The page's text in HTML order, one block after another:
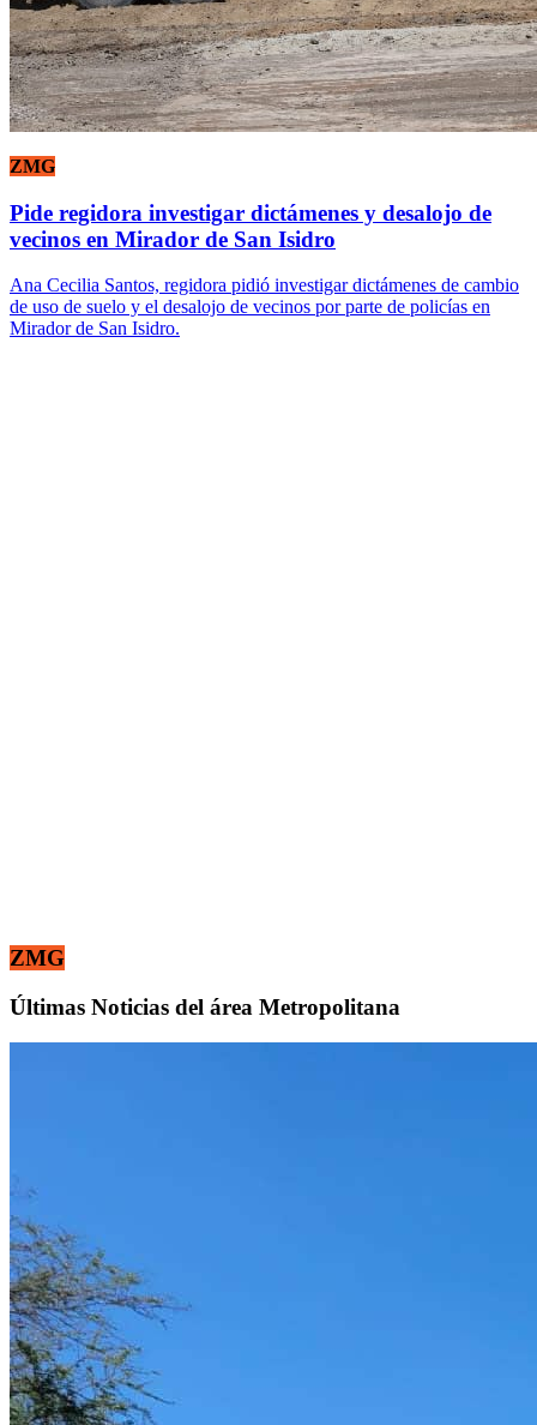
ZMG
Pide regidora investigar dictámenes y desalojo de
vecinos en Mirador de San Isidro
Ana Cecilia Santos, regidora pidió investigar dictámenes de cambio
de uso de suelo y el desalojo de vecinos por parte de policías en
Mirador de San Isidro.
ZMG
Últimas Noticias del área Metropolitana